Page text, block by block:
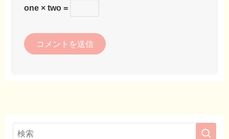
one × two =